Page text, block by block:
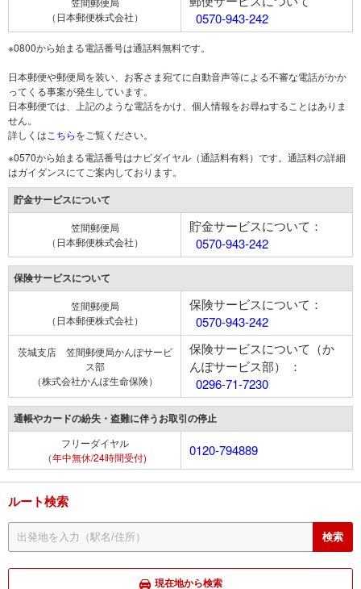
（日本郵便株式会社）
0570-943-242
※0800から始まる電話番号は通話料無料です。
日本郵便や郵便局を装い、お客さま宛てに自動音声等による不審な電話がかか
ってくる事案が発生しています。
日本郵便では、上記のような電話をかけ、個人情報をお尋ねすることはありま
せん。
詳しくは こちらをご覧ください。
※0570から始まる電話番号はナビダイヤル（通話料有料）です。通話料の詳細
はガイダンスにてご案内しております。
貯金サービスについて
笠間郵便局
（日本郵便株式会社）
貯金サービスについて：
0570-943-242
保険サービスについて
笠間郵便局
（日本郵便株式会社）
保険サービスについて：
0570-943-242
茨城支店 笠間郵便局かんぽサービ
ス部
（株式会社かんぽ生命保険）
保険サービスについて（か
んぽサービス部） ：
0296-71-7230
通帳やカードの紛失・盗難に伴うお取引の停止
フリーダイヤル
（年中無休/24時間受付)
0120-794889
ルート検索
現在地から検索